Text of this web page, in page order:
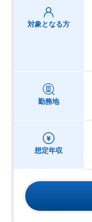
対象となる方
勤務地
想定年収